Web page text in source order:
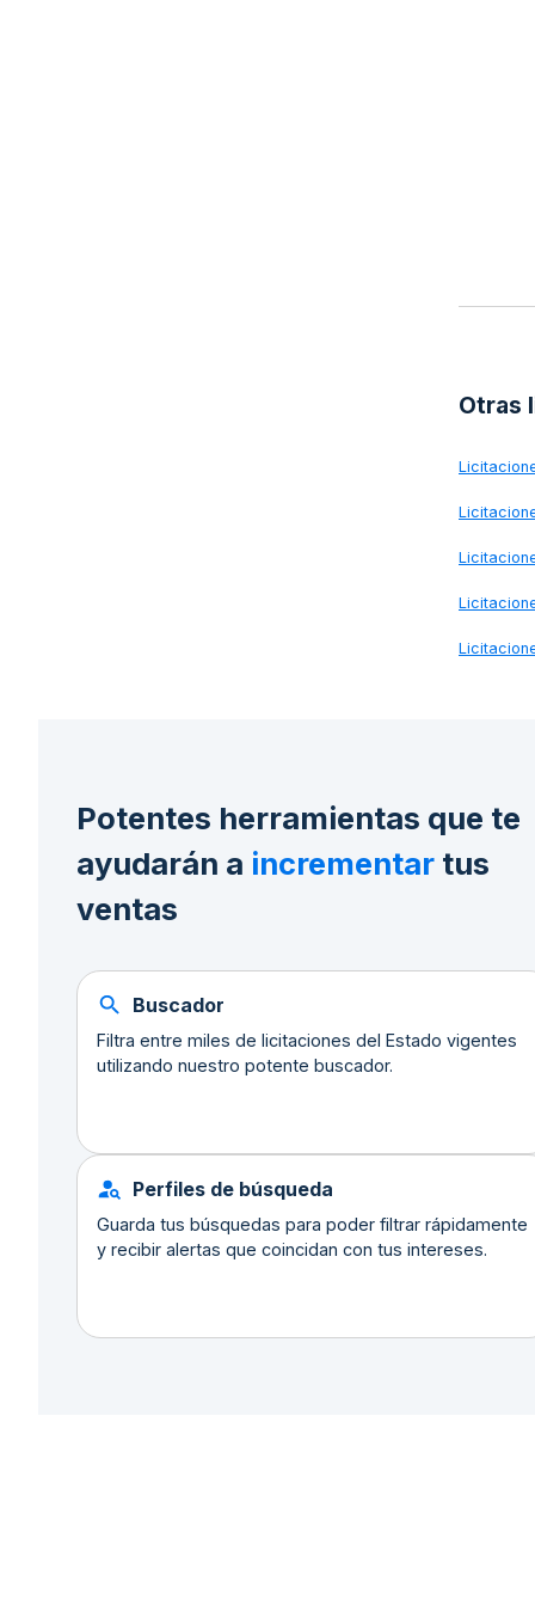
Otras
Potentes herramientas que te
ayudarán a incrementar tus
ventas
Buscador
Filtra entre miles de licitaciones del Estado vigentes
utilizando nuestro potente buscador.
Perfiles de búsqueda
Guarda tus búsquedas para poder filtrar rápidamente
y recibir alertas que coincidan con tus intereses.